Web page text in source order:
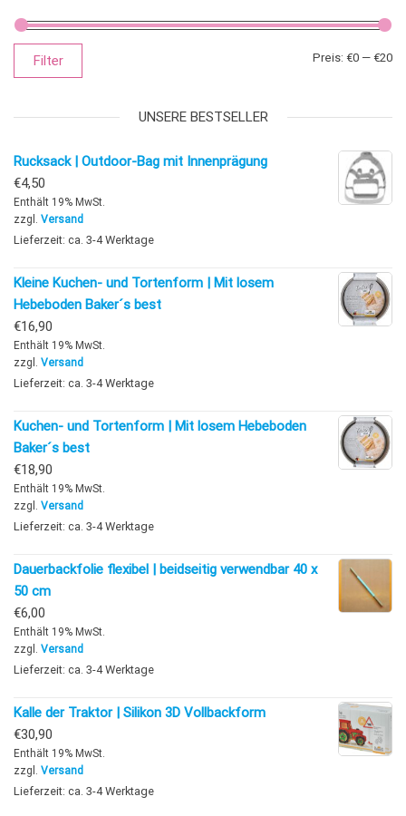
Filter Preis: €0 — €20
UNSERE BESTSELLER
Rucksack | Outdoor-Bag mit Innenprägung
€4,50
Enthält 19% MwSt.
zzgl. Versand
Lieferzeit: ca. 3-4 Werktage
Kleine Kuchen- und Tortenform | Mit losem
Hebeboden Baker´s best
€16,90
Enthält 19% MwSt.
zzgl. Versand
Lieferzeit: ca. 3-4 Werktage
Kuchen- und Tortenform | Mit losem Hebeboden
Baker´s best
€18,90
Enthält 19% MwSt.
zzgl. Versand
Lieferzeit: ca. 3-4 Werktage
Dauerbackfolie flexibel | beidseitig verwendbar 40 x
50 cm
€6,00
Enthält 19% MwSt.
zzgl. Versand
Lieferzeit: ca. 3-4 Werktage
Kalle der Traktor | Silikon 3D Vollbackform
€30,90
Enthält 19% MwSt.
zzgl. Versand
Lieferzeit: ca. 3-4 Werktage